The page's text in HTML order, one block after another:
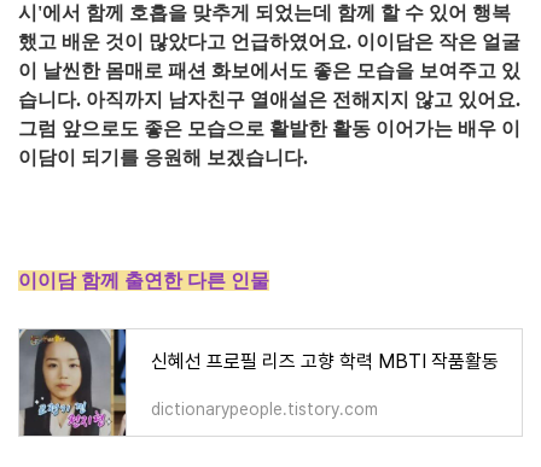
시'에서 함께 호흡을 맞추게 되었는데 함께 할 수 있어 행복
했고 배운 것이 많았다고 언급하였어요. 이이담은 작은 얼굴
이 날씬한 몸매로 패션 화보에서도 좋은 모습을 보여주고 있
습니다. 아직까지 남자친구 열애설은 전해지지 않고 있어요.
그럼 앞으로도 좋은 모습으로 활발한 활동 이어가는 배우 이
이담이 되기를 응원해 보겠습니다.
이이담 함께 출연한 다른 인물
신혜선 프로필 리즈 고향 학력 MBTI 작품활동
dictionarypeople.tistory.com